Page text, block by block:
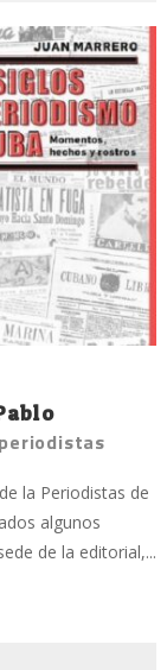
la Periodistas de
algunos
de la editorial,...